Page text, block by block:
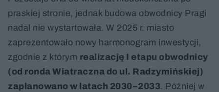
praskiej stronie, jednak budowa obwodnicy Pragi
nadal nie wystartowała. W 2025 r. miasto
zaprezentowało nowy harmonogram inwestycji,
zgodnie z którym realizację I etapu obwodnicy
(od ronda Wiatraczna do ul. Radzymińskiej)
zaplanowano w latach 2030–2033. Później w